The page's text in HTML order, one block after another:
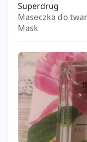
Superdrug
Maseczka do
Mask